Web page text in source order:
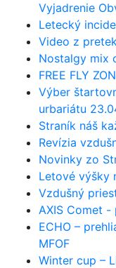
Vyjadrenie
Letecký
Video z
Nostalgy mix
FREE FLY
Výber
urbariátu
Straník náš
Revízia
Novinky zo
Letové výšky
Vzdušný
AXIS Comet
ECHO –
MFOF
Winter cup –